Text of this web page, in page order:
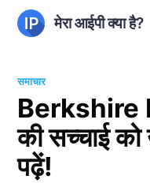
मेरा आईपी क्या है?
समाचार
Berkshire
की सच्चाई
पढ़ें!